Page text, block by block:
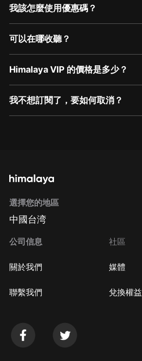
我該怎麼使用優惠碼？
可以在哪收聽？
Himalaya VIP 的價格是多少？
我不想訂閱了，要如何取消？
方法 Google Play取消訂閱方法
選擇您的地區
中國台湾
公司信息
關於我們
聯繫我們
社區
媒體
兌換權益